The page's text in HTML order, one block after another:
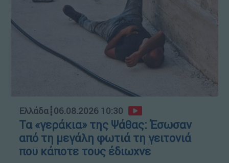
Ελλάδα┋06.08.2026 10:30
Τα «γεράκια» της Ψάθας: Έσωσαν
από τη μεγάλη φωτιά τη γειτονιά
που κάποτε τους έδιωχνε